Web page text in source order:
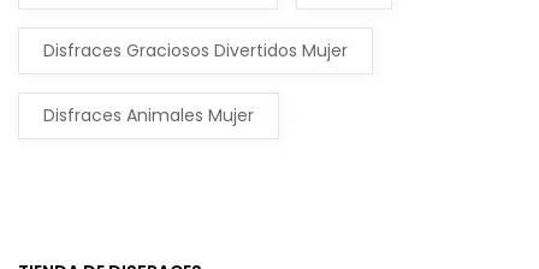
Disfraces Graciosos Divertidos Mujer
Disfraces Animales Mujer